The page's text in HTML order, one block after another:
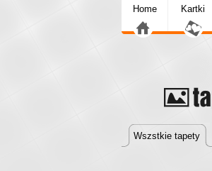
Home Kartki
Wszstkie tapety